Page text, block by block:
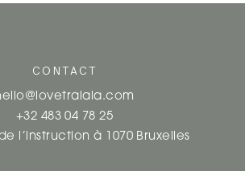
CONTACT
+32 483 04 78 25
de l’instruction à 1070 Bruxelles